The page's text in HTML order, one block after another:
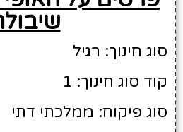
סוג חינוך: רגיל
קוד סוג חינוך: 1
סוג פיקוח: ממלכתי דתי